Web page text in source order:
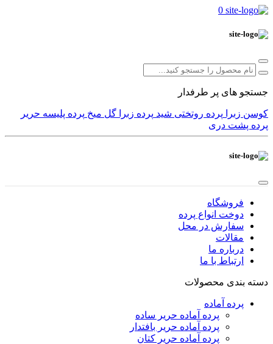
0
جستجو های پر طرفدار
کوسن زبرا پرده روتختی شید پرده زبرا گل میخ پرده پلیسه حریر
پرده پشت دری
فروشگاه
دوخت انواع پرده
سفارش در محل
مقالات
درباره ما
ارتباط با ما
دسته بندی محصولات
پرده‌ آماده
پرده آماده حریر ساده
پرده آماده حریر بافتدار
پرده آماده حریر کتان